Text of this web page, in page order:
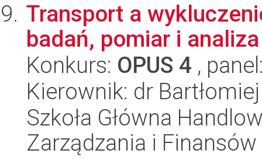
Transport a
badań, pomiar i
Konkurs: OPUS 4 ,
Kierownik: dr
Szkoła Główna
Zarządzania i Finansów